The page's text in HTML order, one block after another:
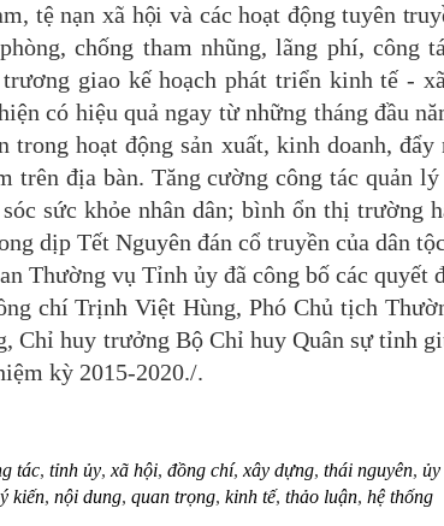
tệ nạn xã hội và các hoạt động tuyên
chống tham nhũng, lãng phí, công
giao kế hoạch phát triển kinh tế -
có hiệu quả ngay từ những tháng đầu
trong hoạt động sản xuất, kinh doanh,
trên địa bàn. Tăng cường công tác quản
sức khỏe nhân dân; bình ổn thị trường
dịp Tết Nguyên đán cổ truyền của dân
vụ Tỉnh ủy đã công bố các quyết
chí Trịnh Việt Hùng, Phó Chủ tịch
Chỉ huy trưởng Bộ Chỉ huy Quân sự tỉnh
kỳ 2015-2020./.
Bùi
tác, tỉnh ủy, xã hội, đồng chí, xây dựng, thái nguyên, ủy
ý kiến, nội dung, quan trọng, kinh tế, thảo luận, hệ thống